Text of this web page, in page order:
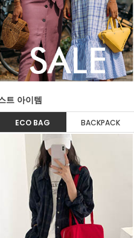
트 아이템
ECO BAG BACKPACK